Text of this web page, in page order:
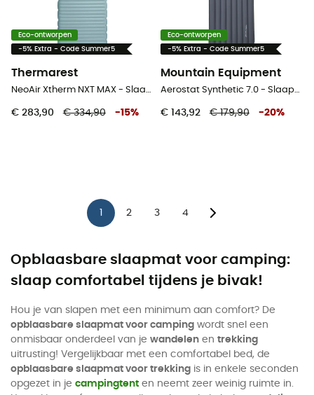
Eco-ontworpen
-5% Extra - Code Summer5
Thermarest
NeoAir Xtherm NXT MAX - Slaapmat
€ 283,90 € 334,90 -15%
Eco-ontworpen
-5% Extra - Code Summer5
Mountain Equipment
Aerostat Synthetic 7.0 - Slaapmat
€ 143,92 € 179,90 -20%
2 3 4
Opblaasbare slaapmat voor camping:
slaap comfortabel tijdens je bivak!
Hou je van slapen met een minimum aan comfort? De
opblaasbare slaapmat voor camping wordt snel een
onmisbaar onderdeel van je wandelen en trekking
uitrusting! Vergelijkbaar met een comfortabel bed, de
opblaasbare slaapmat voor trekking is in enkele seconden
opgezet in je campingtent en neemt zeer weinig ruimte in.